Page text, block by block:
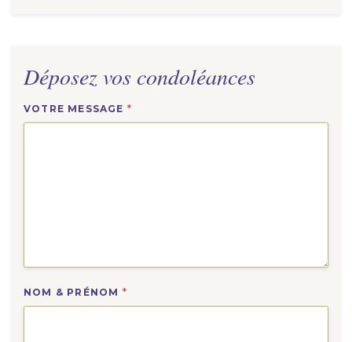
Déposez vos condoléances
VOTRE MESSAGE *
NOM & PRÉNOM *